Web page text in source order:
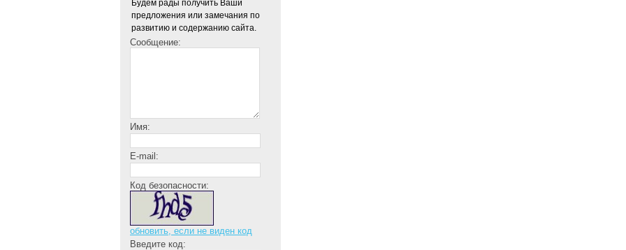
Будем рады получить Ваши
предложения или замечания по
развитию и содержанию сайта.
Сообщение:
Имя:
E-mail:
Код безопасности:
обновить, если не виден код
Введите код: